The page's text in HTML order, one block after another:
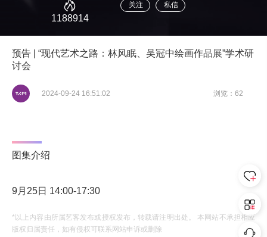
1188914
关注 私信
预告 | “现代艺术之路：林风眠、吴冠中绘画作品展”学术研
讨会
2024-09-24 16:51:02 浏览：62
图集介绍
9月25日 14:00-17:30
*以上内容由所属艺客发布或授权发布，转载请注明出处。 本网站不承担相应
版权归属责任，如有侵权可联系网站申诉或删除